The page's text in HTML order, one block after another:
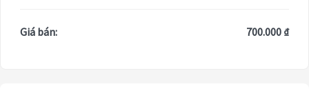
Giá bán: 700.000 ₫